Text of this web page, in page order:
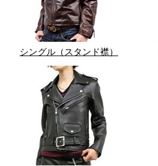
シングル（スタンド襟）